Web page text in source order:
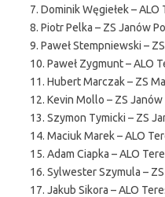
7. Dominik Węgiełek –
8. Piotr Pelka – ZS Janów
9. Paweł Stempniewski –
10. Paweł Zygmunt – ALO
11. Hubert Marczak – ZS
12. Kevin Mollo – ZS Janów
13. Szymon Tymicki – ZS
14. Maciuk Marek – ALO
15. Adam Ciapka – ALO
16. Sylwester Szymula –
17. Jakub Sikora – ALO